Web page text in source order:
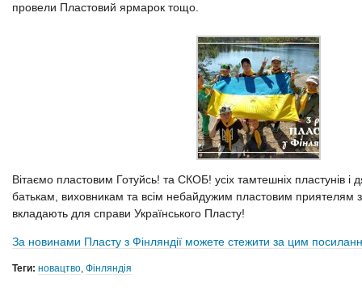
провели Пластовий ярмарок тощо.
Вітаємо пластовим Готуйсь! та СКОБ! усіх тамтешніх пластунів і
батькам, виховникам та всім небайдужим пластовим приятелям
вкладають для справи Українського Пласту!
За новинами Пласту з Фінляндії можете стежити за цим
Теги: новацтво, Фінляндія